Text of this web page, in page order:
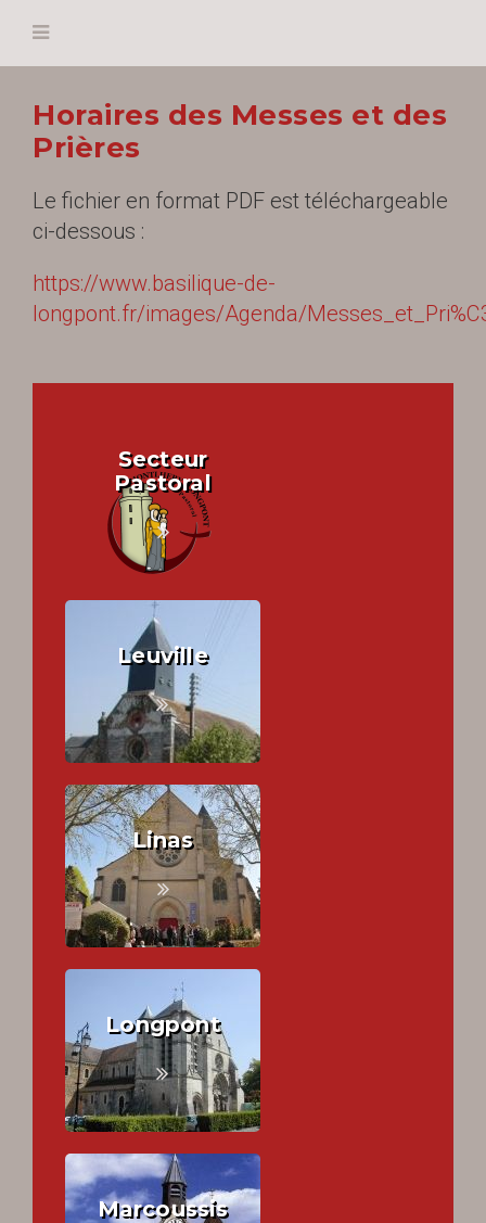
Horaires des Messes et des
Prières
Le fichier en format PDF est téléchargeable
ci-dessous :
https://www.basilique-de-
longpont.fr/images/Agenda/
Secteur
Pastoral
Leuville
Linas
Longpont
Marcoussis